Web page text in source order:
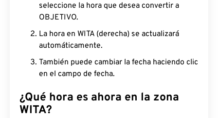
seleccione la hora que desea convertir a
OBJETIVO.
La hora en WITA (derecha) se actualizará
automáticamente.
También puede cambiar la fecha haciendo clic
en el campo de fecha.
¿Qué hora es ahora en la zona
WITA?